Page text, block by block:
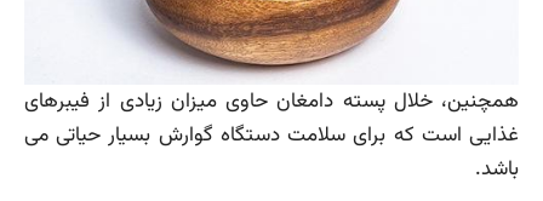
همچنین، خلال پسته دامغان حاوی میزان زیادی از فیبرهای
غذایی است که برای سلامت دستگاه گوارش بسیار حیاتی می
باشد.